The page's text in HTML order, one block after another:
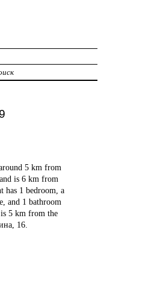
5 km from
is 6 km from
has 1 bedroom, a
and 1 bathroom
5 km from the
16.